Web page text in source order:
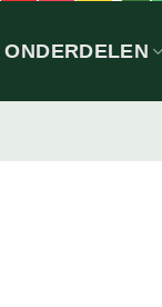
ONDERDELEN